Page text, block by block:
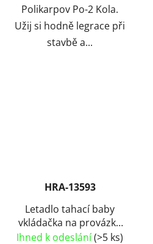
Polikarpov Po-2 Kola.
Užij si hodně legrace při
stavbě a...
HRA-13593
Letadlo tahací baby
vkládačka na provázku
set s 5 dílky s čísly
Ihned k odeslání(>5 ks)